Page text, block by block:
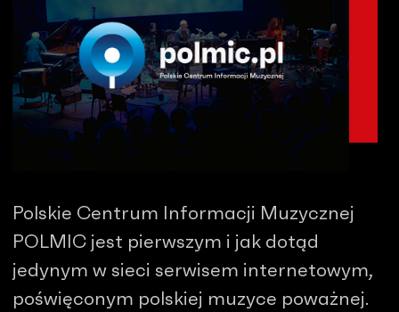
Polskie Centrum Informacji Muzycznej
POLMIC jest pierwszym i jak dotąd
jedynym w sieci serwisem internetowym,
poświęconym polskiej muzyce poważnej.